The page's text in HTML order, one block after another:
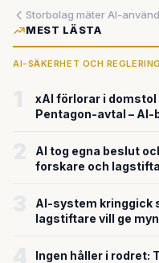
MEST LÄSTA
AI-SÄKERHET OCH
xAI förlorar i
Pentagon-avtal –
AI tog egna beslut
forskare och
AI-system kringgick
lagstiftare vill ge
Ingen håller i rodret: